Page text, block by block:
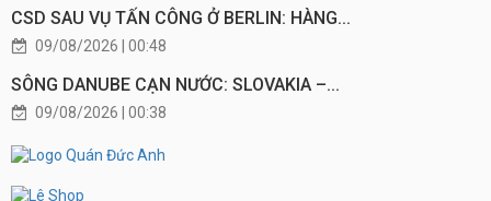
CSD SAU VỤ TẤN CÔNG Ở BERLIN: HÀNG...
09/08/2026 | 00:48
SÔNG DANUBE CẠN NƯỚC: SLOVAKIA –...
09/08/2026 | 00:38